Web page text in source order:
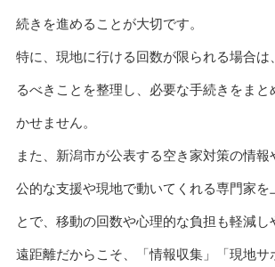
続きを進めることが大切です。
特に、現地に行ける回数が限られる場合は
るべきことを整理し、必要な手続きをまと
かせません。
また、新潟市が公表する空き家対策の情報
公的な支援や現地で動いてくれる専門家を
とで、移動の回数や心理的な負担も軽減し
遠距離だからこそ、「情報収集」「現地サ